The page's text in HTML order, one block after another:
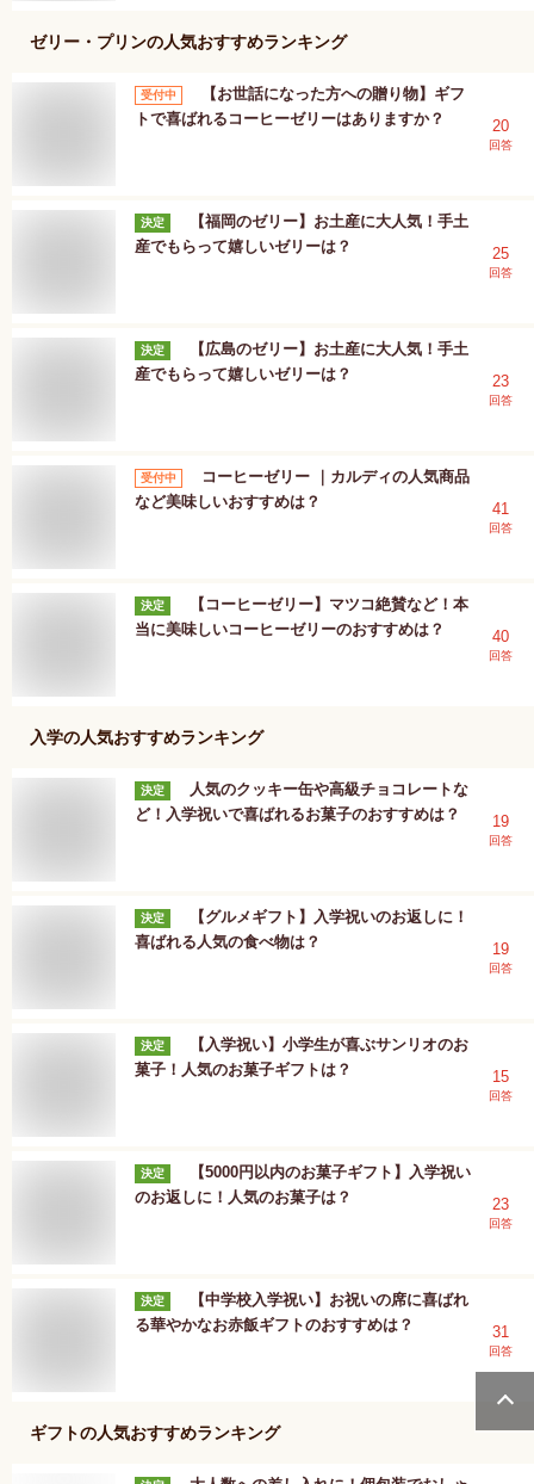
ゼリー・プリンの人気おすすめランキング
受付中
【お世話になった方への贈り物】ギフ
トで喜ばれるコーヒーゼリーはありますか？
20
回答
決定
【福岡のゼリー】お土産に大人気！手土
産でもらって嬉しいゼリーは？
25
回答
決定
【広島のゼリー】お土産に大人気！手土
産でもらって嬉しいゼリーは？
23
回答
受付中
コーヒーゼリー ｜カルディの人気商品
など美味しいおすすめは？
41
回答
決定
【コーヒーゼリー】マツコ絶賛など！本
当に美味しいコーヒーゼリーのおすすめは？
40
回答
入学の人気おすすめランキング
決定
人気のクッキー缶や高級チョコレートな
ど！入学祝いで喜ばれるお菓子のおすすめは？
19
回答
決定
【グルメギフト】入学祝いのお返しに！
喜ばれる人気の食べ物は？
19
回答
決定
【入学祝い】小学生が喜ぶサンリオのお
菓子！人気のお菓子ギフトは？
15
回答
決定
【5000円以内のお菓子ギフト】入学祝い
のお返しに！人気のお菓子は？
23
回答
決定
【中学校入学祝い】お祝いの席に喜ばれ
る華やかなお赤飯ギフトのおすすめは？
31
回答
ギフトの人気おすすめランキング